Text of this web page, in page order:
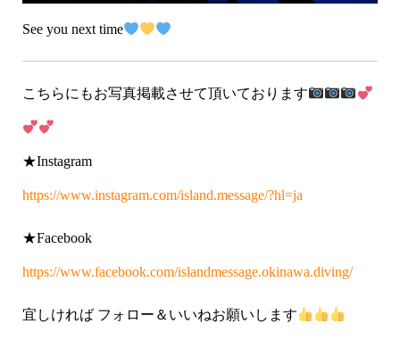
See you next time
こちらにもお写真掲載させて頂いております
★Instagram
https://www.instagram.com/island.message/?hl=ja
★Facebook
https://www.facebook.com/islandmessage.okinawa.diving/
宜しければ フォロー＆いいねお願いします